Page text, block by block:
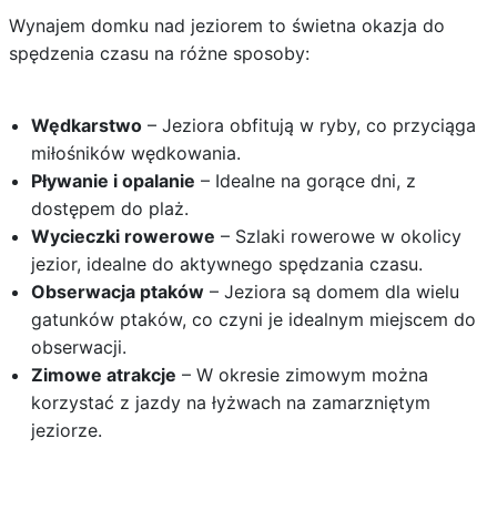
Wynajem domku nad jeziorem to świetna okazja do
spędzenia czasu na różne sposoby:
Wędkarstwo– Jeziora obfitują w ryby, co przyciąga
miłośników wędkowania.
Pływanie i opalanie – Idealne na gorące dni, z
dostępem do plaż.
Wycieczki rowerowe – Szlaki rowerowe w okolicy
jezior, idealne do aktywnego spędzania czasu.
Obserwacja ptaków– Jeziora są domem dla wielu
gatunków ptaków, co czyni je idealnym miejscem do
obserwacji.
Zimowe atrakcje – W okresie zimowym można
korzystać z jazdy na łyżwach na zamarzniętym
jeziorze.